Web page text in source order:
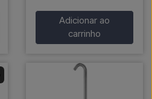
Adicionar ao
carrinho